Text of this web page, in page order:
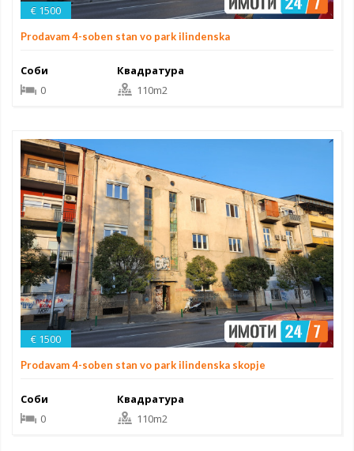
€ 1500
Prodavam 4-soben stan vo park ilindenska
Соби
0
Квадратура
110m2
€ 1500
Prodavam 4-soben stan vo park ilindenska skopje
Соби
0
Квадратура
110m2